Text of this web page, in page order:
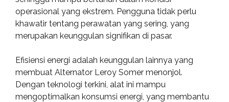
operasional yang ekstrem. Pengguna tidak perlu
khawatir tentang perawatan yang sering, yang
merupakan keunggulan signifikan di pasar.
Efisiensi energi adalah keunggulan lainnya yang
membuat Alternator Leroy Somer menonjol.
Dengan teknologi terkini, alat ini mampu
mengoptimalkan konsumsi energi, yang membantu